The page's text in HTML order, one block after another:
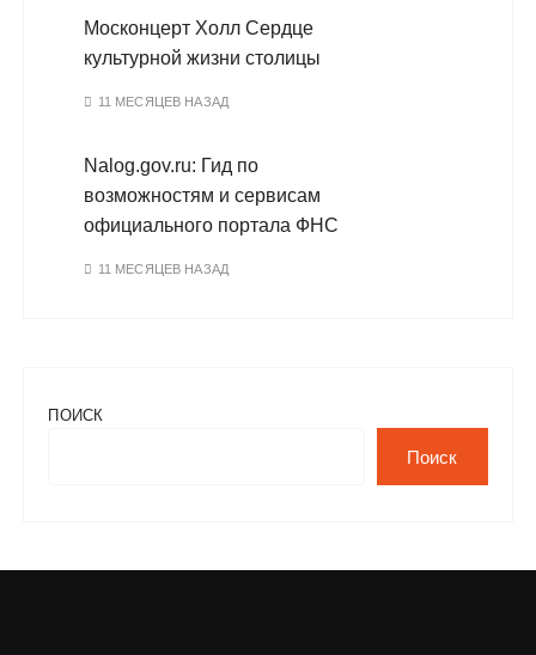
Москонцерт Холл Сердце
культурной жизни столицы
11 МЕСЯЦЕВ НАЗАД
Nalog.gov.ru: Гид по
возможностям и сервисам
официального портала ФНС
11 МЕСЯЦЕВ НАЗАД
ПОИСК
Поиск